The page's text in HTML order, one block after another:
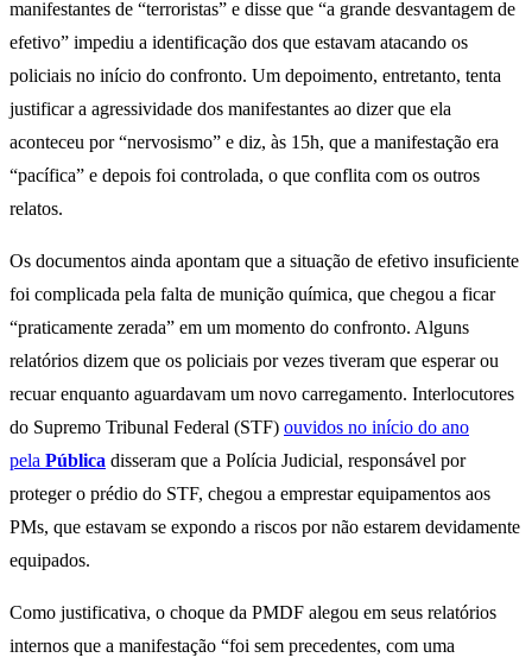
manifestantes de “terroristas” e disse que “a grande desvantagem de
efetivo” impediu a identificação dos que estavam atacando os
policiais no início do confronto. Um depoimento, entretanto, tenta
justificar a agressividade dos manifestantes ao dizer que ela
aconteceu por “nervosismo” e diz, às 15h, que a manifestação era
“pacífica” e depois foi controlada, o que conflita com os outros
relatos.
Os documentos ainda apontam que a situação de efetivo insuficiente
foi complicada pela falta de munição química, que chegou a ficar
“praticamente zerada” em um momento do confronto. Alguns
relatórios dizem que os policiais por vezes tiveram que esperar ou
recuar enquanto aguardavam um novo carregamento. Interlocutores
do Supremo Tribunal Federal (STF) ouvidos no início do ano
pela Pública disseram que a Polícia Judicial, responsável por
proteger o prédio do STF, chegou a emprestar equipamentos aos
PMs, que estavam se expondo a riscos por não estarem devidamente
equipados.
Como justificativa, o choque da PMDF alegou em seus relatórios
internos que a manifestação “foi sem precedentes, com uma